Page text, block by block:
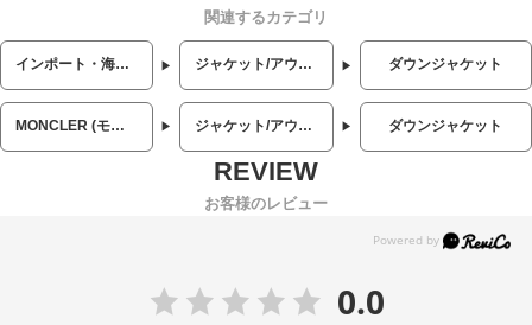
関連するカテゴリ
インポート・海外人気ブランド ジャケット/アウター ダウンジャケット
MONCLER (モンクレール) ジャケット/アウター ダウンジャケット
お客様のレビュー
0.0